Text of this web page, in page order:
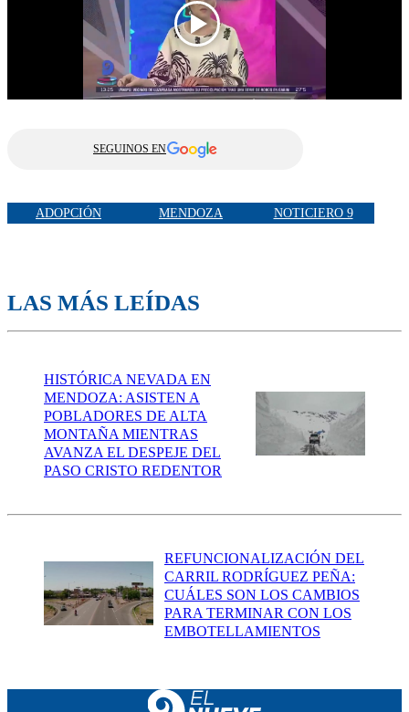
SEGUINOS EN
ADOPCIÓN MENDOZA NOTICIERO 9
LAS MÁS LEÍDAS
HISTÓRICA NEVADA EN
MENDOZA: ASISTEN A
POBLADORES DE ALTA
MONTAÑA MIENTRAS
AVANZA EL DESPEJE DEL
PASO CRISTO REDENTOR
REFUNCIONALIZACIÓN DEL
CARRIL RODRÍGUEZ PEÑA:
CUÁLES SON LOS CAMBIOS
PARA TERMINAR CON LOS
EMBOTELLAMIENTOS